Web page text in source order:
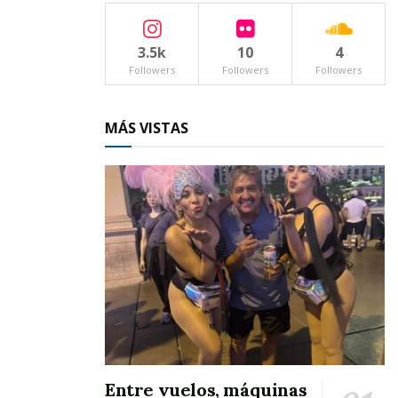
Los “Jóvenes de corazón” – como atinadamente
se le ha dado en llamar a esas personitas que
sobrepasan de los 60 años – disfrutaron de una
convivio que fue aderezado con una suculenta
comida y con las notas musicales del grupo “Los
Desvelados”, traídos expresamente de Puerto
Vallarta, Jalisco.
En la mesa de honor resaltó desde luego la
presencia del presidente municipal Mario
Villarreal y de algunos regidores y funcionarios
del trigésimo séptimo Ayuntamiento, mientras
que los techos y paredes lucieron atractivos
adornos navideños.
3.5k
Followers
10
Followers
4
Followers
MÁS VISTAS
Entre vuelos, máquinas